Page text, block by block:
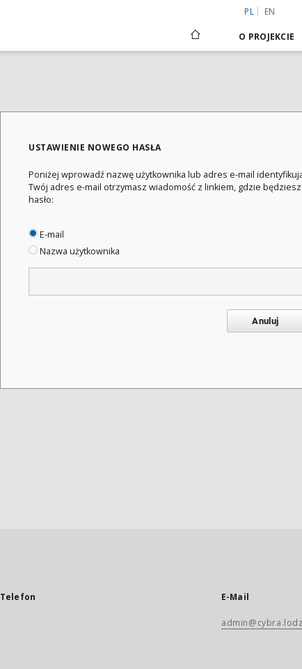
PL EN
O PROJEKCIE
USTAWIENIE NOWEGO HASŁA
Poniżej wprowadź nazwę użytkownika lub adres e-mail
Twój adres e-mail otrzymasz wiadomość z linkiem, gdzie
hasło:
E-mail
Nazwa użytkownika
Anuluj
Telefon E-Mail